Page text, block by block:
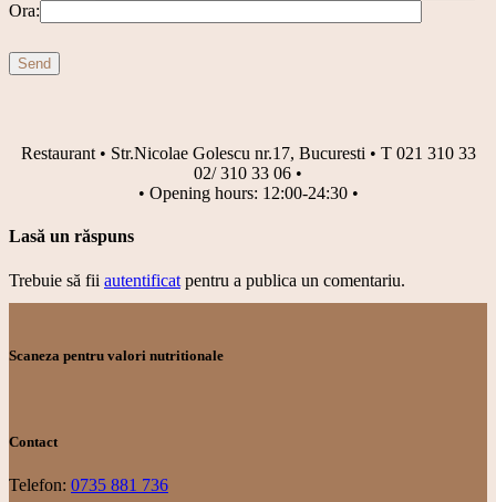
Ora:
Send
Restaurant • Str.Nicolae Golescu nr.17, Bucuresti • T 021 310 33
02/ 310 33 06 •
• Opening hours: 12:00-24:30 •
Lasă un răspuns
Trebuie să fii autentificat pentru a publica un comentariu.
Scaneza pentru valori nutritionale
Contact
Telefon: 0735 881 736